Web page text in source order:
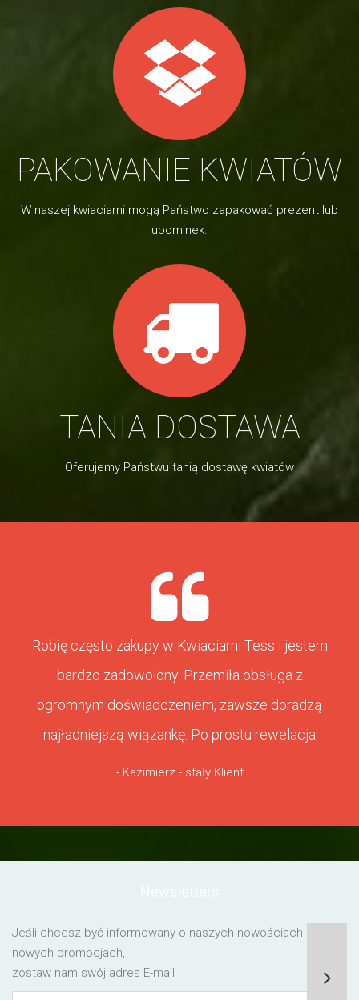
PAKOWANIE KWIATÓW
W naszej kwiaciarni mogą Państwo zapakować prezent lub
upominek.
TANIA DOSTAWA
Oferujemy Państwu tanią dostawę kwiatów
Robię często zakupy w Kwiaciarni Tess i jestem
bardzo zadowolony. Przemiła obsługa z
ogromnym doświadczeniem, zawsze doradzą
najładniejszą wiązankę. Po prostu rewelacja
- Kazimierz - stały Klient
Jeśli chcesz być informowany o naszych nowościach lub o
nowych promocjach,
zostaw nam swój adres E-mail